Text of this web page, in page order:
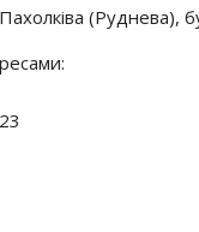
(Руднева),